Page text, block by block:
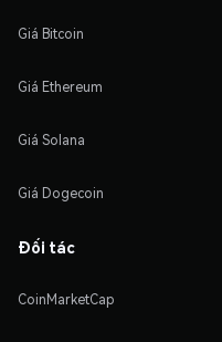
Giá Bitcoin
Giá Ethereum
Giá Solana
Giá Dogecoin
Đối tác
CoinMarketCap